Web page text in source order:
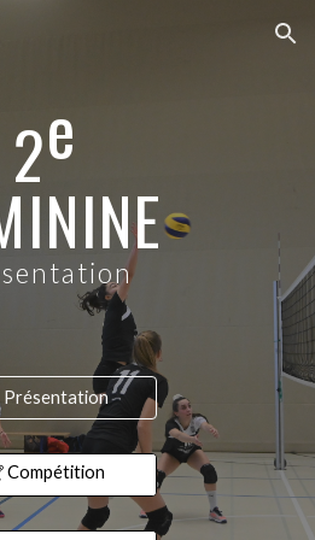
Skip to navigation
2e
Présentation
Compétition